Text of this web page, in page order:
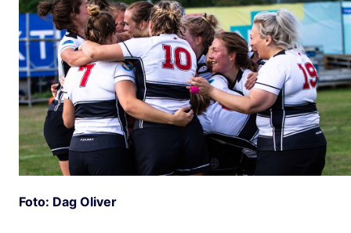
Foto: Dag Oliver